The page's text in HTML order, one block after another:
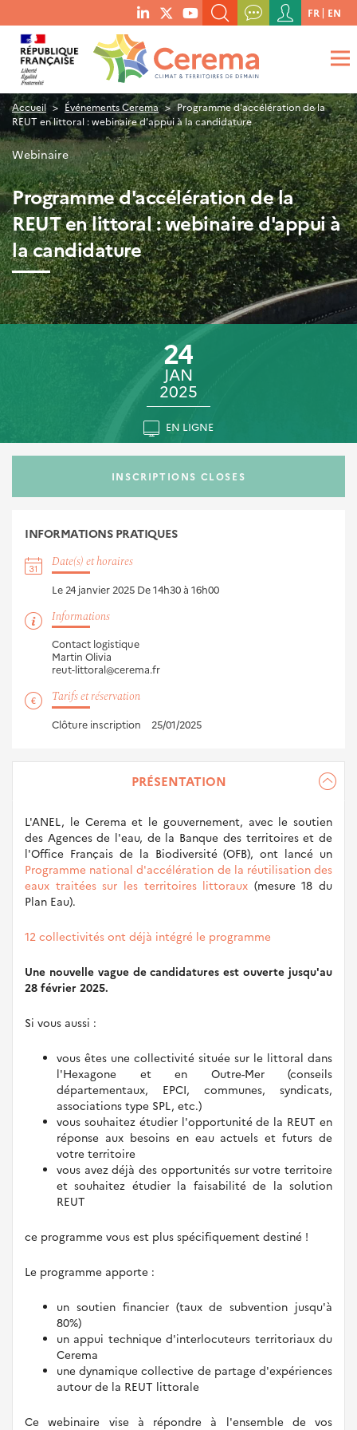
menu
social
links
RECHERCHER UN MOT-CLÉ, UNE PUBLICATION, ETC.
QUE RECHERCHEZ-VOUS ?
Menu
du
compte
de
l'utilisateur
FR EN
Accueil Événements Cerema
Programme d'accélération de la
REUT en littoral : webinaire d'appui à la candidature
Webinaire
Programme d'accélération de la
REUT en littoral : webinaire d'appui à
la candidature
24
JAN
2025
EN LIGNE
INSCRIPTIONS CLOSES
INFORMATIONS PRATIQUES
Date(s) et horaires
Le 24 janvier 2025 De 14h30 à 16h00
Informations
Contact logistique
Martin Olivia
reut-littoral@cerema.fr
Tarifs et réservation
Clôture inscription 25/01/2025
PRÉSENTATION
L'ANEL, le Cerema et le gouvernement, avec le soutien
des Agences de l'eau, de la Banque des territoires et de
l'Office Français de la Biodiversité (OFB), ont lancé un
Programme national d'accélération de la réutilisation des
eaux traitées sur les territoires littoraux (mesure 18 du
Plan Eau).
12 collectivités ont déjà intégré le programme
Une nouvelle vague de candidatures est ouverte jusqu'au
28 février 2025.
Si vous aussi :
vous êtes une collectivité située sur le littoral dans
l'Hexagone et en Outre-Mer (conseils
départementaux, EPCI, communes, syndicats,
associations type SPL, etc.)
vous souhaitez étudier l'opportunité de la REUT en
réponse aux besoins en eau actuels et futurs de
votre territoire
vous avez déjà des opportunités sur votre territoire
et souhaitez étudier la faisabilité de la solution
REUT
ce programme vous est plus spécifiquement destiné !
Le programme apporte :
un soutien financier (taux de subvention jusqu'à
80%)
un appui technique d'interlocuteurs territoriaux du
Cerema
une dynamique collective de partage d'expériences
autour de la REUT littorale
Ce webinaire vise à répondre à l'ensemble de vos